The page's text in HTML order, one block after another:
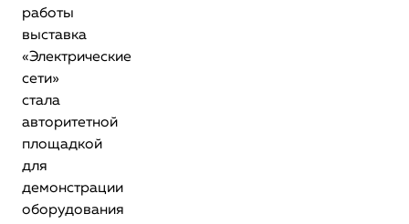
работы
выставка
«Электрические
сети»
стала
авторитетной
площадкой
для
демонстрации
оборудования